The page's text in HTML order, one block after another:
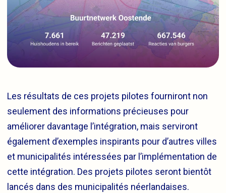
Les résultats de ces projets pilotes fourniront non
seulement des informations précieuses pour
améliorer davantage l’intégration, mais serviront
également d’exemples inspirants pour d’autres villes
et municipalités intéressées par l’implémentation de
cette intégration. Des projets pilotes seront bientôt
lancés dans des municipalités néerlandaises.